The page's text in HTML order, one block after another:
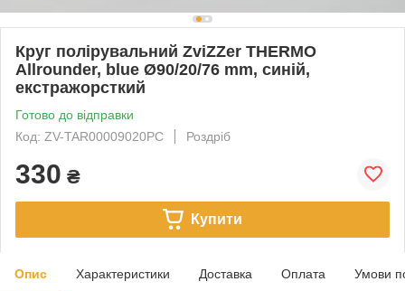
Круг полірувальний ZviZZer THERMO
Allrounder, blue Ø90/20/76 mm, синій,
екстражорсткий
Готово до відправки
Код: ZV-TAR00009020PC
Роздріб
330 ₴
Купити
Опис Характеристики Доставка Оплата Умови